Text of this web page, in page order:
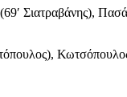
Σιατραβάνης),